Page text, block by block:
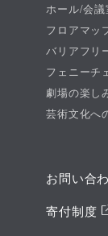
ホール/会議
フロアマッ
バリアフリ
フェニーチ
劇場の楽し
芸術文化へ
お問い合
寄付制度